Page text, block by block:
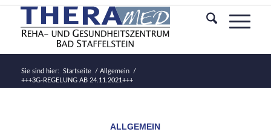
Sie sind hier: Startseite / Allgemein
/
+++3G-REGELUNG AB 24.11.2021+++
ALLGEMEIN